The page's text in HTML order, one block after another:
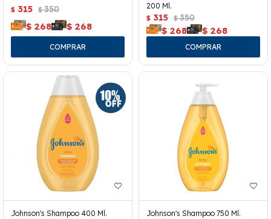
$ 315 $ 350
$ 268 $ 268
200 Ml.
$ 315 $ 350
$ 268 $ 268
Johnson's Shampoo 400 Ml. Johnson's Shampoo 750 Ml.